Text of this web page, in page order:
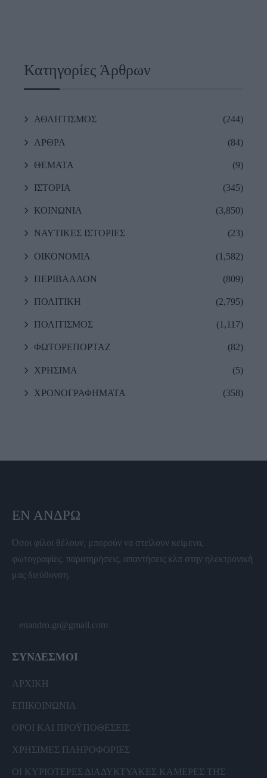
Κατηγορίες Άρθρων
ΑΘΛΗΤΙΣΜΟΣ (244)
ΑΡΘΡΑ (84)
ΘΕΜΑΤΑ (9)
ΙΣΤΟΡΙΑ (345)
ΚΟΙΝΩΝΙΑ (3,850)
ΝΑΥΤΙΚΕΣ ΙΣΤΟΡΙΕΣ (23)
ΟΙΚΟΝΟΜΙΑ (1,582)
ΠΕΡΙΒΑΛΛΟΝ (809)
ΠΟΛΙΤΙΚΗ (2,795)
ΠΟΛΙΤΙΣΜΟΣ (1,117)
ΦΩΤΟΡΕΠΟΡΤΑΖ (82)
ΧΡΗΣΙΜΑ (5)
ΧΡΟΝΟΓΡΑΦΗΜΑΤΑ (358)
ΕΝ ΆΝΔΡΩ
Όσοι φίλοι θέλουν, μπορούν να στείλουν κείμενα,
φωτογραφίες, παρατηρήσεις, απαντήσεις κλπ στην ηλεκτρονική
μας διεύθυνση.
enandro.gr@gmail.com
ΣΥΝΔΕΣΜΟΙ
ΑΡΧΙΚΗ
ΕΠΙΚΟΙΝΩΝΙΑ
ΟΡΟΙ ΚΑΙ ΠΡΟΫΠΟΘΕΣΕΙΣ
ΧΡΗΣΙΜΕΣ ΠΛΗΡΟΦΟΡΙΕΣ
ΟΙ ΚΥΡΙΟΤΕΡΕΣ ΔΙΑΔΥΚΤΥΑΚΕΣ ΚΑΜΕΡΕΣ ΤΗΣ